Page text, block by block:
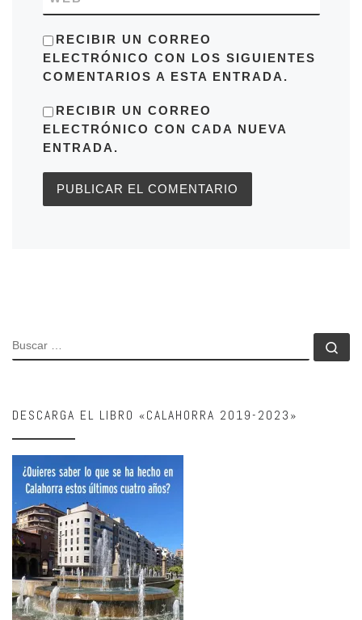
RECIBIR UN CORREO
ELECTRÓNICO CON LOS SIGUIENTES
COMENTARIOS A ESTA ENTRADA.
RECIBIR UN CORREO
ELECTRÓNICO CON CADA NUEVA
ENTRADA.
BUSCAR
DESCARGA EL LIBRO «CALAHORRA 2019-2023»